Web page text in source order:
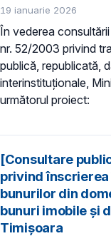
19 ianuarie 2026
În vederea
nr. 52/2003 privind
publică, republicată,
interinstituționale,
următorul proiect:
[Consultare
privind
bunurilor din
bunuri imobile şi
Timișoara